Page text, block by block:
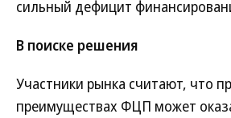
сильный дефицит
В поиске решения
Участники рынка считают, что
преимуществах ФЦП может